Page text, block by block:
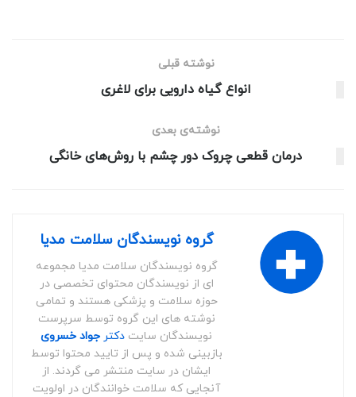
نوشته قبلی
انواع گیاه دارویی برای لاغری
نوشته‌ی بعدی
درمان قطعی چروک دور چشم با روش‌های خانگی
گروه نویسندگان سلامت مدیا
گروه نویسندگان سلامت مدیا مجموعه
ای از نویسندگان محتوای تخصصی در
حوزه سلامت و پزشکی هستند و تمامی
نوشته های این گروه توسط سرپرست
نویسندگان سایت دکتر جواد خسروی
بازبینی شده و پس از تایید محتوا توسط
ایشان در سایت منتشر می گردند. از
آنجایی که سلامت خوانندگان در اولویت